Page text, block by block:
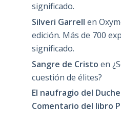
significado.
Silveri Garrell en
edición. Más de 700
significado.
Sangre de Cristo en
cuestión de élites?
El naufragio del
Comentario del libro